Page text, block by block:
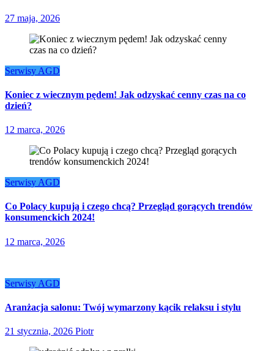
27 maja, 2026
Serwisy AGD
Koniec z wiecznym pędem! Jak odzyskać cenny czas na co
dzień?
12 marca, 2026
Serwisy AGD
Co Polacy kupują i czego chcą? Przegląd gorących trendów
konsumenckich 2024!
12 marca, 2026
Serwisy AGD
Aranżacja salonu: Twój wymarzony kącik relaksu i stylu
21 stycznia, 2026 Piotr